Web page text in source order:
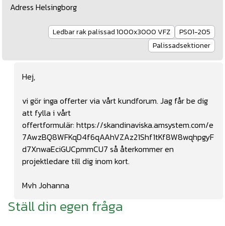
Adress Helsingborg
Ledbar rak palissad 1000x3000 VFZ
PS01-205
Palissadsektioner
Hej,
vi gör inga offerter via vårt kundforum. Jag får be dig
att fylla i vårt
offertformulär: https://skandinaviska.amsystem.com/e
7AwzBQ8WFKqD4f6qAAhVZAz21Shf1tKf8W8wqhpgyF
d7XnwaEciGUCpmmCU7 så återkommer en
projektledare till dig inom kort.
Mvh Johanna
Ställ din egen fråga